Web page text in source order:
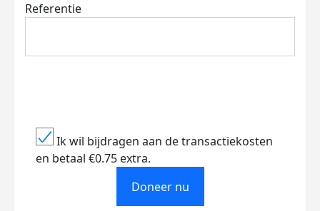
Referentie
Ik wil bijdragen aan de transactiekosten
en betaal €0.75 extra.
Doneer nu